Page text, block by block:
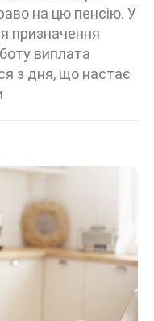
на цю пенсію. У
призначення
виплата
з дня, що настає